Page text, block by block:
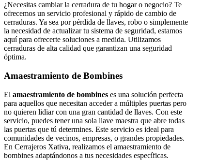
¿Necesitas cambiar la cerradura de tu hogar o negocio? Te
ofrecemos un servicio profesional y rápido de cambio de
cerraduras. Ya sea por pérdida de llaves, robo o simplemente
la necesidad de actualizar tu sistema de seguridad, estamos
aquí para ofrecerte soluciones a medida. Utilizamos
cerraduras de alta calidad que garantizan una seguridad
óptima.
Amaestramiento de Bombines
El amaestramiento de bombines es una solución perfecta
para aquellos que necesitan acceder a múltiples puertas pero
no quieren lidiar con una gran cantidad de llaves. Con este
servicio, puedes tener una sola llave maestra que abre todas
las puertas que tú determines. Este servicio es ideal para
comunidades de vecinos, empresas, o grandes propiedades.
En Cerrajeros Xativa, realizamos el amaestramiento de
bombines adaptándonos a tus necesidades específicas.